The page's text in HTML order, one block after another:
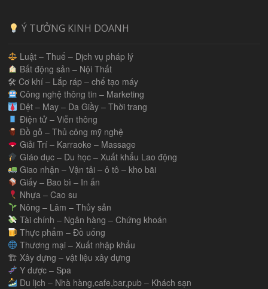
Ý TƯỞNG KINH DOANH
Luật – Thuế – Dịch vụ pháp lý
Bất động sản – Nội Thất
🛠 Cơ khí – Lắp ráp – chế tạo máy
Công nghệ thông tin – Marketing
Dệt – May – Da Giầy – Thời trang
Điện tử – Viễn thông
Đồ gỗ – Thủ công mỹ nghệ
Giải Trí – Karraoke – Massage
GIáo dục – Du học – Xuất khẩu Lao động
Giao nhận – Vận tải – ô tô – kho bãi
Giấy – Bao bì – In ấn
Nhựa – Cao su
Nông – Lâm – Thủy sản
Tài chính – Ngân hàng – Chứng khoán
Thực phẩm – Đồ uống
Thương mại – Xuất nhập khẩu
🏗 Xây dựng – vật liệu xây dựng
Y dược – Spa
Du lịch – Nhà hàng,cafe,bar,pub – Khách sạn